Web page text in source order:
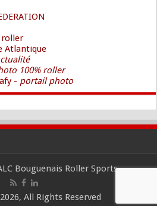
roller
Atlantique
100% roller
- portail photo
Bouguenais Roller Sports
All Rights Reserved